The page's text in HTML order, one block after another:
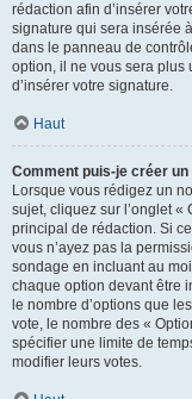
rédaction afin d’insérer
signature qui sera insérée
dans le panneau de
option, il ne vous sera plus
d’insérer votre signature.
Haut
Comment puis-je créer un
Lorsque vous rédigez un
sujet, cliquez sur l’onglet
principal de rédaction. Si
vous n’ayez pas la
sondage en incluant au
chaque option devant être
le nombre d’options que
vote, le nombre des «
spécifier une limite de
modifier leurs votes.